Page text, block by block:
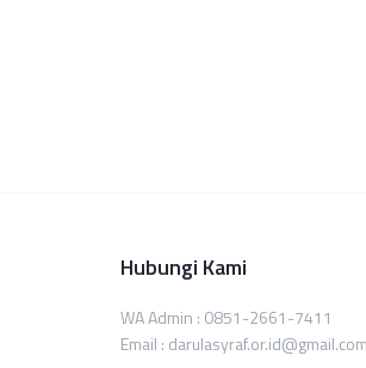
Hubungi Kami
WA Admin : 0851-2661-7411
Email : darulasyraf.or.id@gmail.com